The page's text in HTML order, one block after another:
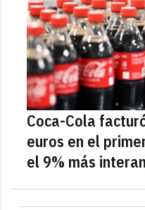
Coca-Cola
euros en el
el 9% más